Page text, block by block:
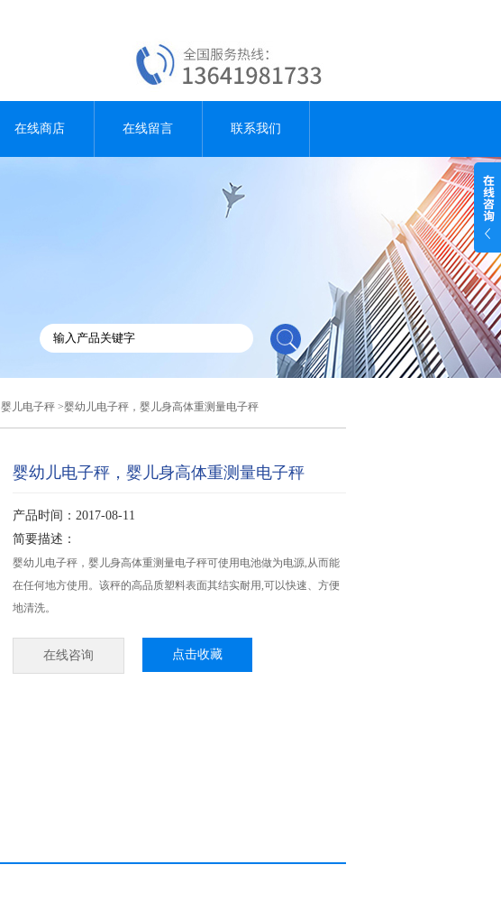
在线商店 在线留言 联系我们
婴儿电子秤 >婴幼儿电子秤，婴儿身高体重测量电子秤
婴幼儿电子秤，婴儿身高体重测量电子秤
产品时间：2017-08-11
简要描述：
婴幼儿电子秤，婴儿身高体重测量电子秤可使用电池做为电源,从而能
在任何地方使用。该秤的高品质塑料表面其结实耐用,可以快速、方便
地清洗。
在线咨询 点击收藏